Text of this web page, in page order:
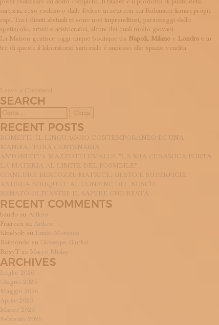
sartoria, reso esclusivo dalle fodere in seta con cui Rubinacci firma i propri
capi. Tra i clienti abituali vi sono noti imprenditori, personaggi dello
spettacolo, artisti e aristocratici, alcuni dei quali molto giovani.
La Maison gestisce oggi cinque boutique tra Napoli, Milano e Londrae in
tre di queste il laboratorio sartoriale è annesso allo spazio vendita.
Leave a Comment
SEARCH
per:
RECENT POSTS
ROMETTI: IL LINGUAGGIO CONTEMPORANEO DI UNA
MANIFATTURA CENTENARIA
ANTONIETTA MAZZOTTI EMALDI: “LA MIA CERAMICA PORTA
LA MATERIA AL LIMITE DEL POSSIBILE”
GIANLUIGI BERTOZZI: MATRICE, GESTO E SUPERFICIE
ANDREA BOUQUET: AL CONFINE DEL BOSCO
RENATO OLIVASTRI: IL SAPERE CHE RESTA
RECENT COMMENTS
baudo su Artkeo
Frafreex su Artkeo
Kinebob su Ennio Moresco
Raimondo su Giuseppe Giudici
RosyT su Marye Mislay
ARCHIVES
Luglio 2026
Giugno 2026
Maggio 2026
Aprile 2026
Marzo 2026
Febbraio 2026